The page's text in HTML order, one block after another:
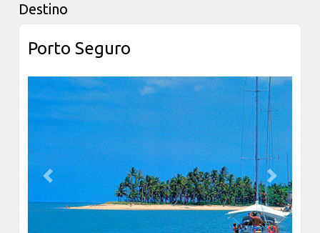
Destino
Porto Seguro
Previous Next